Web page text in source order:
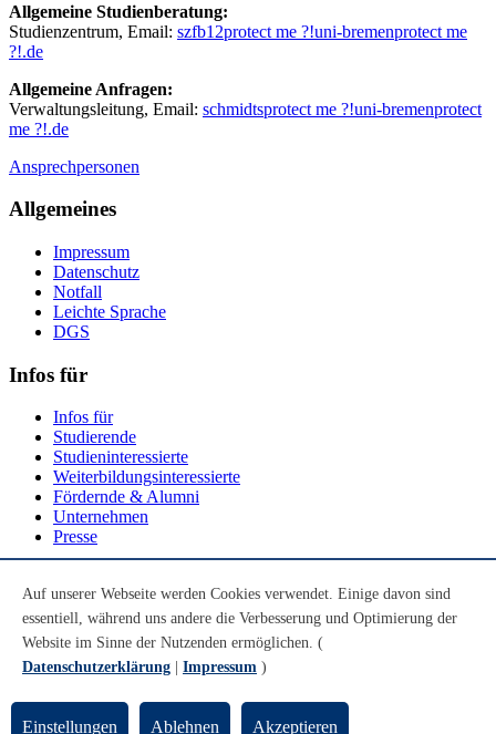
Allgemeine Studienberatung:
Studienzentrum, Email: szfb12protect me ?!uni-bremenprotect me
?!.de
Allgemeine Anfragen:
Verwaltungsleitung, Email: schmidtsprotect me ?!uni-bremenprotect
me ?!.de
Ansprechpersonen
Allgemeines
Impressum
Datenschutz
Notfall
Leichte Sprache
DGS
Infos für
Infos für
Studierende
Studieninteressierte
Weiterbildungsinteressierte
Fördernde & Alumni
Unternehmen
Presse
Youtube
Instagram
LinkedIn
© Universität Bremen 2026
Auf unserer Webseite werden Cookies verwendet. Einige davon sind
essentiell, während uns andere die Verbesserung und Optimierung der
Website im Sinne der Nutzenden ermöglichen. (
Datenschutzerklärung
Impressum )
Einstellungen Ablehnen Akzeptieren